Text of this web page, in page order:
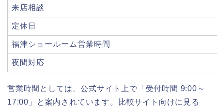
来店相談
定休日
福津ショールーム営業時間
夜間対応
営業時間としては、公式サイト上で「受付時間 9:00～
17:00」と案内されています。比較サイト向けに見る